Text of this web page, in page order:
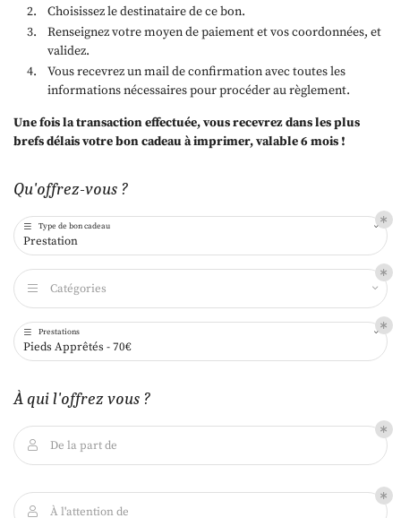
Une
Inscription
Qu'offrez-vous ?
 Type de bon cadeau
Prestation
 Catégories
 Prestations
Pieds Apprêtés - 70€
À qui l'offrez vous ?
 De la part de
 À l'attention de
Choisissez le destinataire de ce bon.
Renseignez votre moyen de paiement et vos coordonnées, et
validez.
Vous recevrez un mail de confirmation avec toutes les
informations nécessaires pour procéder au règlement.
Une fois la transaction effectuée, vous recevrez dans les plus
brefs délais votre bon cadeau à imprimer, valable 6 mois !